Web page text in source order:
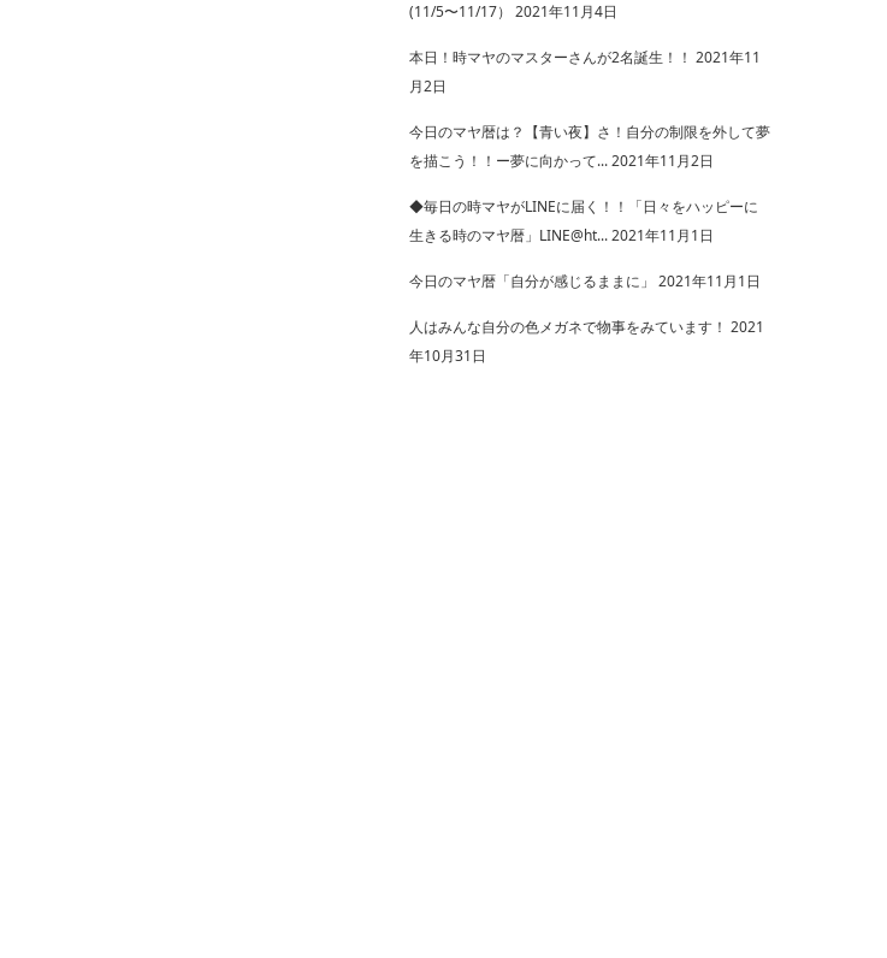
(11/5〜11/17） 2021年11月4日
本日！時マヤのマスターさんが2名誕生！！ 2021年11
月2日
今日のマヤ暦は？【青い夜】さ！自分の制限を外して夢
を描こう！！ー夢に向かって...2021年11月2日
◆毎日の時マヤがLINEに届く！！「日々をハッピーに
生きる時のマヤ暦」LINE@ht...2021年11月1日
今日のマヤ暦「自分が感じるままに」 2021年11月1日
人はみんな自分の色メガネで物事をみています！ 2021
年10月31日